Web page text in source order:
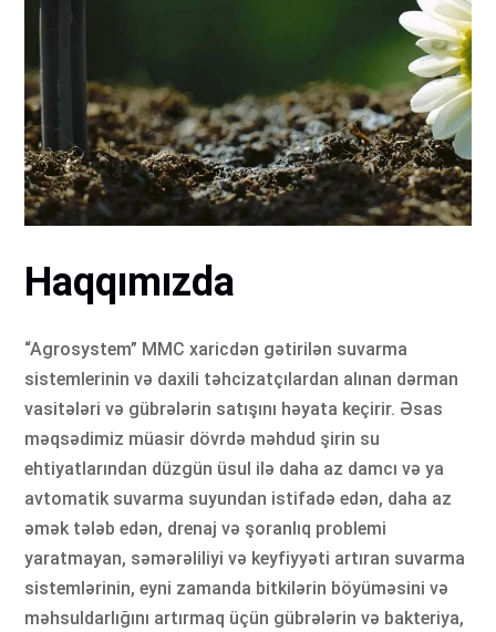
Haqqımızda
“Agrosystem” MMC xaricdən gətirilən suvarma
sistemlerinin və daxili təhcizatçılardan alınan dərman
vasitələri və gübrələrin satışını həyata keçirir. Əsas
məqsədimiz müasir dövrdə məhdud şirin su
ehtiyatlarından düzgün üsul ilə daha az damcı və ya
avtomatik suvarma suyundan istifadə edən, daha az
əmək tələb edən, drenaj və şoranlıq problemi
yaratmayan, səmərəliliyi və keyfiyyəti artıran suvarma
sistemlərinin, eyni zamanda bitkilərin böyüməsini və
məhsuldarlığını artırmaq üçün gübrələrin və bakteriya,